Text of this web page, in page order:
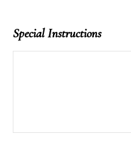
Special Instructions